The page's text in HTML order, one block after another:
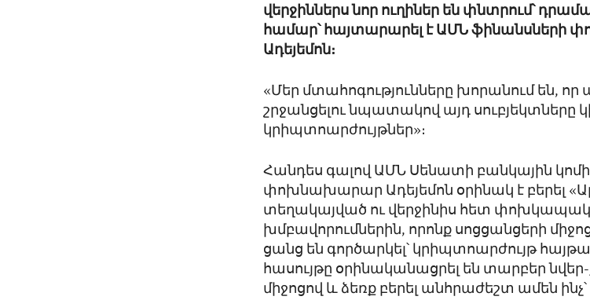
վերջիններս նոր ուղիներ են փնտրում՝
համար՝ հայտարարել է ԱՄՆ ֆինանսների
Ադեյեմոն։
«Մեր մտահոգությունները խորանում են,
շրջանցելու նպատակով այդ սուբյեկտները
կրիպտոարժույթներ»։
Հանդես գալով ԱՄՆ Սենատի բանկային
փոխնախարար Ադեյեմոն օրինակ է բերել
տեղակայված ու վերջինիս հետ
խմբավորումներին, որոնք սոցցանցերի
ցանց են գործարկել՝ կրիպտոարժույթ
հասույթը օրինականացրել են տարբեր
միջոցով և ձեռք բերել անհրաժեշտ ամեն